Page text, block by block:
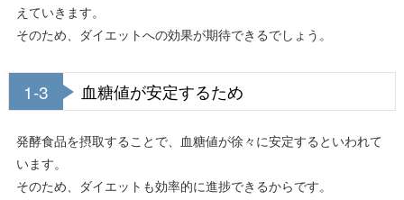
えていきます。
そのため、ダイエットへの効果が期待できるでしょう。
1-3 血糖値が安定するため
発酵食品を摂取することで、血糖値が徐々に安定するといわれて
います。
そのため、ダイエットも効率的に進捗できるからです。